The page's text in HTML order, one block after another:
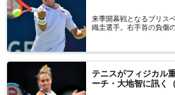
来季開幕戦となるブリス
織圭選手。右手首の負傷
の不在があらためてクロ
も重要なトップ選手であ
てて、その強さの秘密を
精通した理学療法士、中
のリスク、さらなる進化
テニスがフィジカル
ーチ・大地智に訊く（